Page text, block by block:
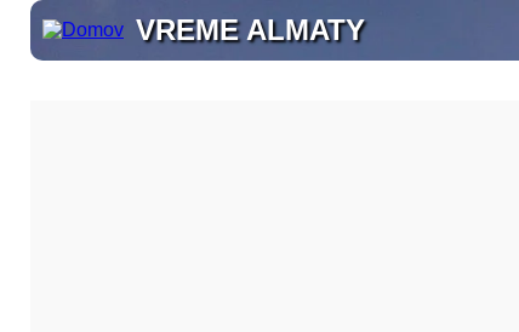
VREME ALMATY